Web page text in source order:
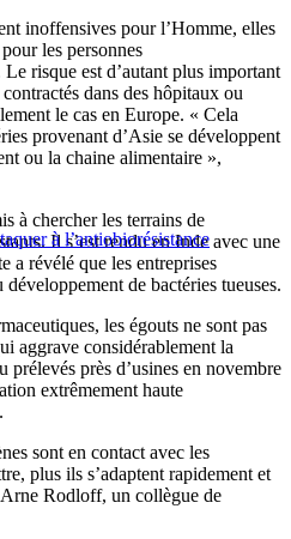
inoffensives pour l’Homme, elles
les personnes
risque est d’autant plus important
dans des hôpitaux ou
le cas en Europe. « Cela
provenant d’Asie se développent
ou la chaine alimentaire »,
à l’antiobiorésistance
à chercher les terrains de
Il s’est rendu en Inde avec une
a révélé que les entreprises
de bactéries tueuses.
les égouts ne sont pas
aggrave considérablement la
prélevés près d’usines en novembre
extrêmement haute
sont en contact avec les
plus ils s’adaptent rapidement et
Rodloff, un collègue de